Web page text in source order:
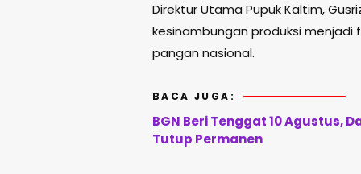
Direktur Utama Pupuk Kaltim,
kesinambungan produksi
pangan nasional.
BACA JUGA:
BGN Beri Tenggat 10 Agustus,
Tutup Permanen